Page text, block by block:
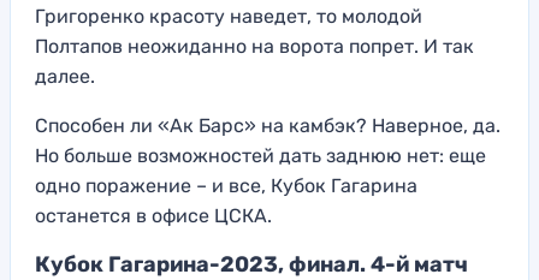
Григоренко красоту наведет, то молодой
Полтапов неожиданно на ворота попрет. И так
далее.
Способен ли «Ак Барс» на камбэк? Наверное, да.
Но больше возможностей дать заднюю нет: еще
одно поражение – и все, Кубок Гагарина
останется в офисе ЦСКА.
Кубок Гагарина-2023, финал. 4-й матч